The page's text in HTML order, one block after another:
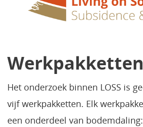
Werkpakketten
Het onderzoek binnen LOSS is
vijf werkpakketten. Elk
een onderdeel van